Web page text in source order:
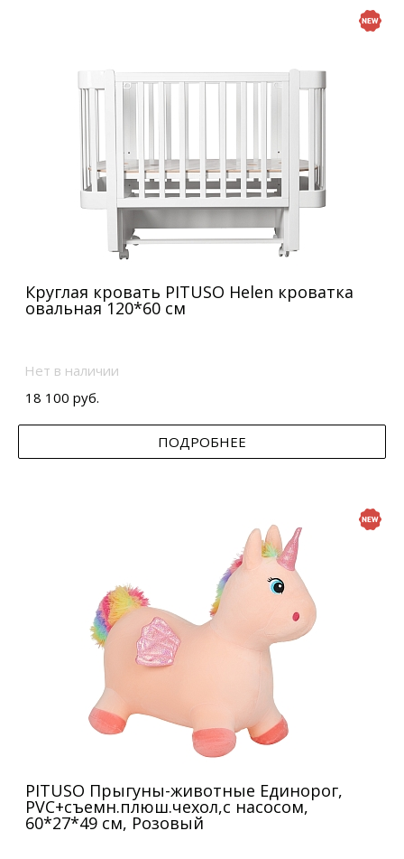
Круглая кровать PITUSO Helen кроватка
овальная 120*60 см
Нет в наличии
18 100 руб.
ПОДРОБНЕЕ
PITUSO Прыгуны-животные Единорог,
PVC+съемн.плюш.чехол,с насосом,
60*27*49 см, Розовый